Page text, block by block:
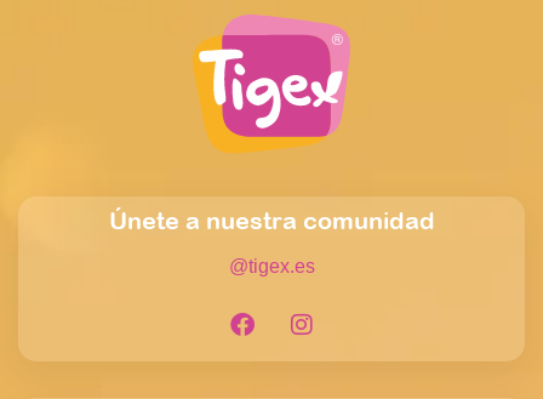
Únete a nuestra comunidad
@tigex.es